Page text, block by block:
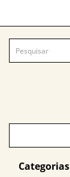
Categorias